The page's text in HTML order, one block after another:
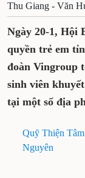
Thu Giang - Văn
Ngày 20-1, Hội
quyền trẻ em
đoàn Vingroup
sinh viên
tại một số địa
Quỹ Thiện
Nguyên